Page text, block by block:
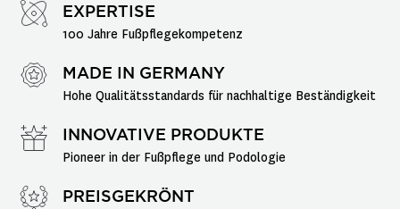
EXPERTISE
100 Jahre Fußpflegekompetenz
MADE IN GERMANY
Hohe Qualitätsstandards für nachhaltige Beständigkeit
INNOVATIVE PRODUKTE
Pioneer in der Fußpflege und Podologie
PREISGEKRÖNT